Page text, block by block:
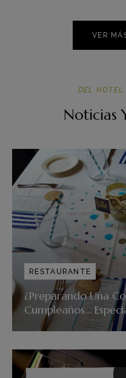
VER
DEL HOTEL
Noticias
RESTAURANTE
¿Preparando Una
Cumpleaños…